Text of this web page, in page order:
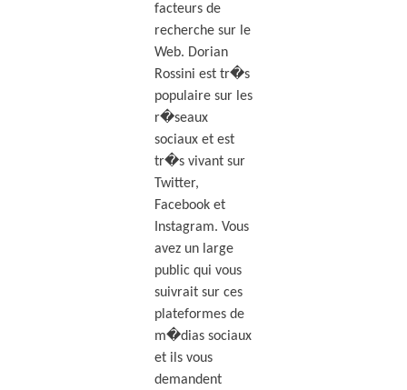
facteurs de
recherche sur le
Web. Dorian
Rossini est tr�s
populaire sur les
r�seaux
sociaux et est
tr�s vivant sur
Twitter,
Facebook et
Instagram. Vous
avez un large
public qui vous
suivrait sur ces
plateformes de
m�dias sociaux
et ils vous
demandent